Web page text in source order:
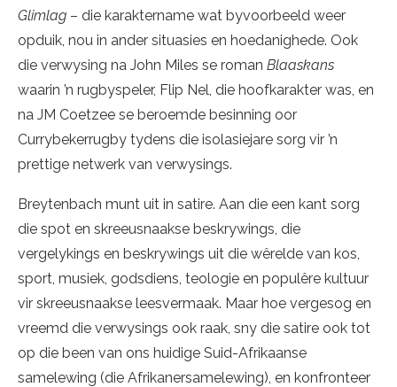
Glimlag – die karaktername wat byvoorbeeld weer
opduik, nou in ander situasies en hoedanighede. Ook
die verwysing na John Miles se roman Blaaskans
waarin ’n rugbyspeler, Flip Nel, die hoofkarakter was, en
na JM Coetzee se beroemde besinning oor
Currybekerrugby tydens die isolasiejare sorg vir ’n
prettige netwerk van verwysings.
Breytenbach munt uit in satire. Aan die een kant sorg
die spot en skreeusnaakse beskrywings, die
vergelykings en beskrywings uit die wêrelde van kos,
sport, musiek, godsdiens, teologie en populêre kultuur
vir skreeusnaakse leesvermaak. Maar hoe vergesog en
vreemd die verwysings ook raak, sny die satire ook tot
op die been van ons huidige Suid-Afrikaanse
samelewing (die Afrikanersamelewing), en konfronteer